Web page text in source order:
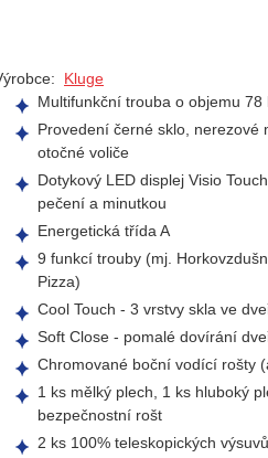
Kluge
Multifunkční trouba o objemu 78
Provedení černé sklo, nerezové
otočné voliče
Dotykový LED displej Visio
pečení a minutkou
Energetická třída A
9 funkcí trouby (mj.
Pizza)
Cool Touch - 3 vrstvy skla ve
Soft Close - pomalé dovírání
Chromované boční vodící rošty
1 ks mělký plech, 1 ks hluboký
bezpečnostní rošt
2 ks 100% teleskopických výsuvů